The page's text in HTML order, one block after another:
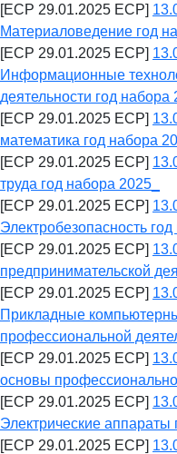
[ECP 29.01.2025 ECP]
Материаловедение год
[ECP 29.01.2025 ECP]
Информационные
деятельности год набора
[ECP 29.01.2025 ECP]
математика год набора
[ECP 29.01.2025 ECP]
труда год набора 2025_
[ECP 29.01.2025 ECP]
Электробезопасность год
[ECP 29.01.2025 ECP]
предпринимательской
[ECP 29.01.2025 ECP]
Прикладные
профессиональной
[ECP 29.01.2025 ECP]
основы
[ECP 29.01.2025 ECP]
Электрические аппараты
[ECP 29.01.2025 ECP]